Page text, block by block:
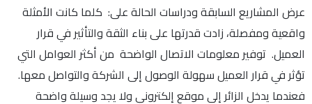
عرض المشاريع السابقة ودراسات الحالة على: كلما كانت الأمثلة
واقعية ومفصلة، زادت قدرتها على بناء الثقة والتأثير في قرار
العميل. توفير معلومات الاتصال الواضحة من أكثر العوامل التي
تؤثر في قرار العميل سهولة الوصول إلى الشركة والتواصل معها.
فعندما يدخل الزائر إلى موقع إلكتروني ولا يجد وسيلة واضحة